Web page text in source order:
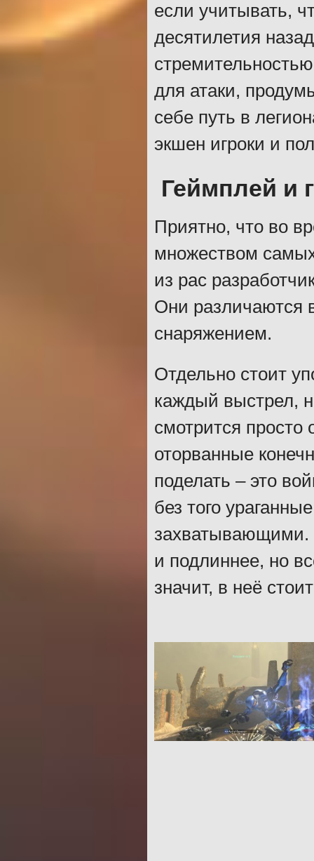
если учитывать,
десятилетия
для атаки,
себе путь в
экшен игроки и
Геймплей и
Приятно, что во
множеством
из рас
Они различаются
снаряжением.
Отдельно стоит
каждый выстрел,
смотрится просто
оторванные
поделать – это
без того
захватывающими.
и подлиннее, но
значит, в неё